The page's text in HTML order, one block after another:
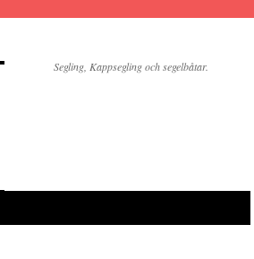
Segling, Kappsegling och segelbåtar.